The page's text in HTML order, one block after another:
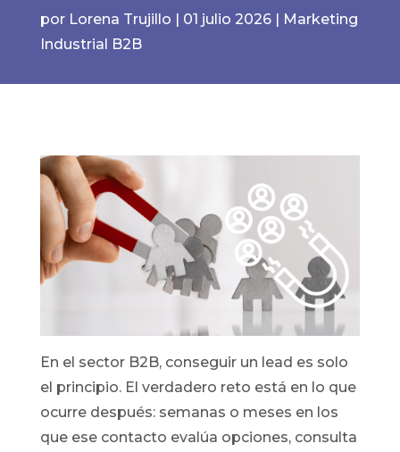
por Lorena Trujillo 01 julio 2026|
Marketing
Industrial B2B
En el sector B2B, conseguir un lead es solo
el principio. El verdadero reto está en lo que
ocurre después: semanas o meses en los
que ese contacto evalúa opciones, consulta